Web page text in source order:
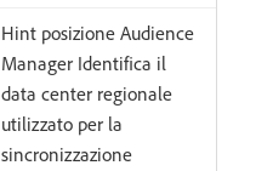
Hint posizione Audience
Manager Identifica il
data center regionale
utilizzato per la
sincronizzazione